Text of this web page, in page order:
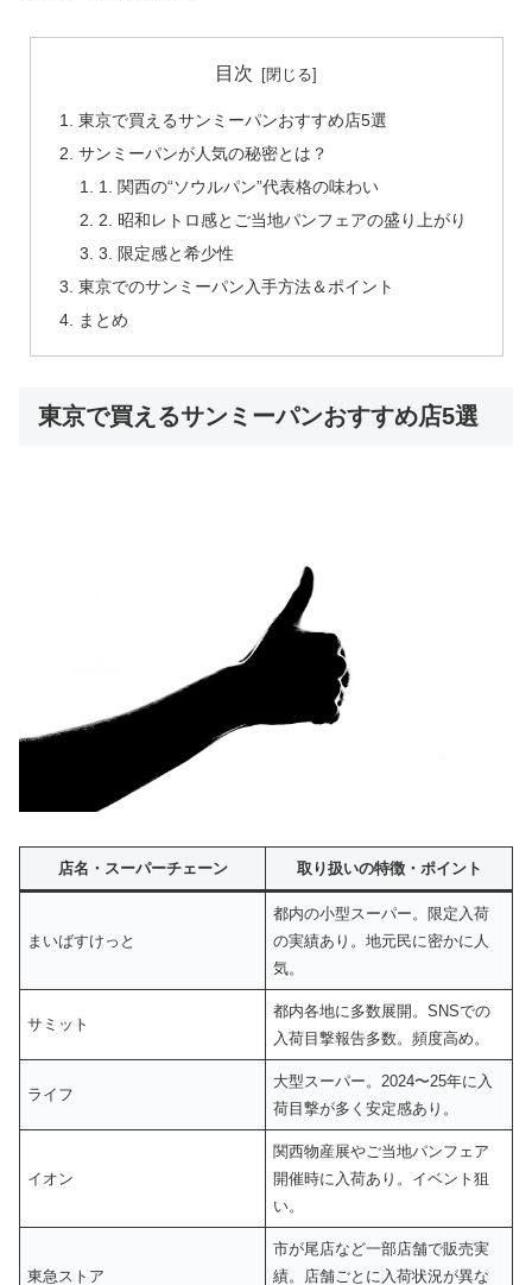
目次
東京で買えるサンミーパンおすすめ店5選
サンミーパンが人気の秘密とは？
1. 関西の“ソウルパン”代表格の味わい
2. 昭和レトロ感とご当地パンフェアの盛り上がり
3. 限定感と希少性
東京でのサンミーパン入手方法＆ポイント
まとめ
東京で買えるサンミーパンおすすめ店5選
店名・スーパーチェーン 取り扱いの特徴・ポイント
まいばすけっと
都内の小型スーパー。限定入荷
の実績あり。地元民に密かに人
気。
サミット
都内各地に多数展開。SNSでの
入荷目撃報告多数。頻度高め。
ライフ
大型スーパー。2024〜25年に入
荷目撃が多く安定感あり。
イオン
関西物産展やご当地パンフェア
開催時に入荷あり。イベント狙
い。
東急ストア
市が尾店など一部店舗で販売実
績。店舗ごとに入荷状況が異な